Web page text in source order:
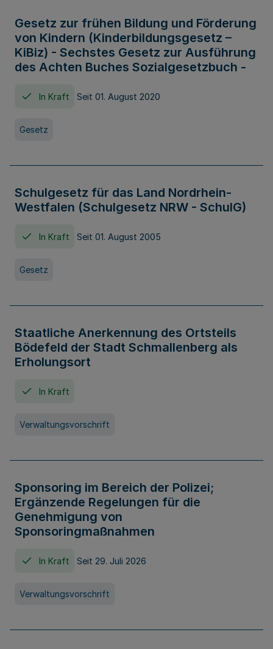
Gesetz zur frühen Bildung und Förderung
von Kindern (Kinderbildungsgesetz –
KiBiz) - Sechstes Gesetz zur Ausführung
des Achten Buches Sozialgesetzbuch -
In Kraft Seit 01. August 2020
Gesetz
Schulgesetz für das Land Nordrhein-
Westfalen (Schulgesetz NRW - SchulG)
In Kraft Seit 01. August 2005
Gesetz
Staatliche Anerkennung des Ortsteils
Bödefeld der Stadt Schmallenberg als
Erholungsort
In Kraft
Verwaltungsvorschrift
Sponsoring im Bereich der Polizei;
Ergänzende Regelungen für die
Genehmigung von
Sponsoringmaßnahmen
In Kraft Seit 29. Juli 2026
Verwaltungsvorschrift